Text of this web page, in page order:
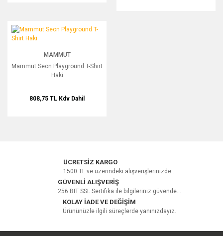
Mammut Seon Playground T-Shirt Haki
MAMMUT
Mammut Seon Playground T-Shirt
Haki
808,75 TL Kdv Dahil
ÜCRETSİZ KARGO
1500 TL ve üzerindeki alışverişlerinizde...
GÜVENLİ ALIŞVERİŞ
256 BIT SSL Sertifika ile bilgileriniz güvende...
KOLAY İADE VE DEĞİŞİM
Ürününüzle ilgili süreçlerde yanınızdayız.